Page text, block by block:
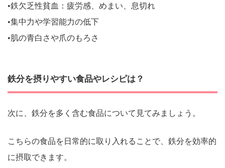
•鉄欠乏性貧血：疲労感、めまい、息切れ
•集中力や学習能力の低下
•肌の青白さや爪のもろさ
鉄分を摂りやすい食品やレシピは？
次に、鉄分を多く含む食品について見てみましょう。
こちらの食品を日常的に取り入れることで、鉄分を効率的
に摂取できます。